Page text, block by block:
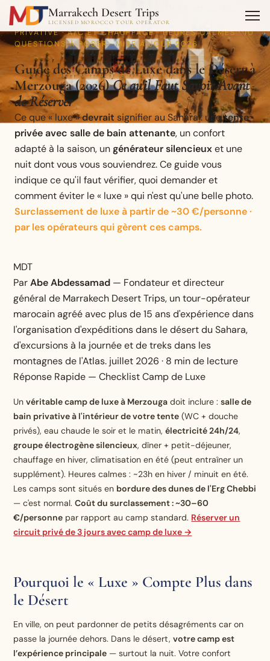
Marrakech Desert Trips
LICENSED MOROCCO TOUR OPERATOR
Accueil› Guide de voyage Guide des Camps de…
GUIDE DU CAMP · TENTES AVEC SALLE DE BAINS
PRIVATIVE · A/C ET CHAUFFAGE · HEURES CALMES · 10
QUESTIONS À POSER · MISE À JOUR 2026
Guide des Camps de Luxe dans le Désert à
Merzouga (2026)Ce qu'il Faut Savoir Avant
de Réserver
Ce que « luxe »devrait signifier au Sahara : unetente
privée avec salle de bain attenante, un confort
adapté à la saison, ungénérateur silencieuxet une
nuit dont vous vous souviendrez. Ce guide vous
indique ce qu'il faut vérifier, quoi demander et
comment éviter le « luxe » qui n'est qu'une belle photo.
Surclassement de luxe à partir de ~30 €/personne ·
par les opérateurs qui gèrent ces camps.
MDT
ParAbe Abdessamad — Fondateur et directeur
général de Marrakech Desert Trips, un tour-opérateur
marocain agréé avec plus de 15 ans d'expérience dans
l'organisation d'expéditions dans le désert du Sahara,
d'excursions à la journée et de treks dans les
montagnes de l'Atlas. juillet 2026 · 8 min de lecture
Réponse Rapide — Checklist Camp de Luxe
Unvéritable camp de luxe à Merzouga doit inclure :salle de
bain privative à l'intérieur de votre tente (WC + douche
privés), eau chaude le soir et le matin,électricité 24h/24,
groupe électrogène silencieux, dîner + petit-déjeuner,
chauffage en hiver, climatisation en été (peut entraîner un
supplément). Heures calmes : ~23h en hiver / minuit en été.
Les camps sont situés en bordure des dunes de l'Erg Chebbi
— c'est normal.Coût du surclassement : ~30–60
€/personne par rapport au camp standard. Réserver un
circuit privé de 3 jours avec camp de luxe →
Pourquoi le « Luxe » Compte Plus dans
le Désert
En ville, on peut pardonner de petits désagréments car on
passe la journée dehors. Dans le désert,votre camp est
l’expérience principale — surtout la nuit. Votre confort